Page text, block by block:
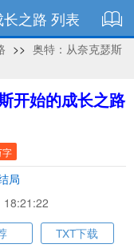
之路 列表
>> 奥特：从奈克瑟斯
开始的成长之路
字
局
18:21:22
TXT下载